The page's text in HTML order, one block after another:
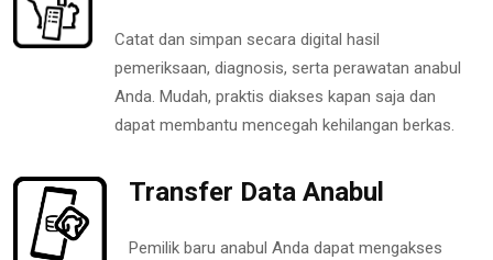
Catat dan simpan secara digital hasil
pemeriksaan, diagnosis, serta perawatan anabul
Anda. Mudah, praktis diakses kapan saja dan
dapat membantu mencegah kehilangan berkas.
Transfer Data Anabul
Pemilik baru anabul Anda dapat mengakses